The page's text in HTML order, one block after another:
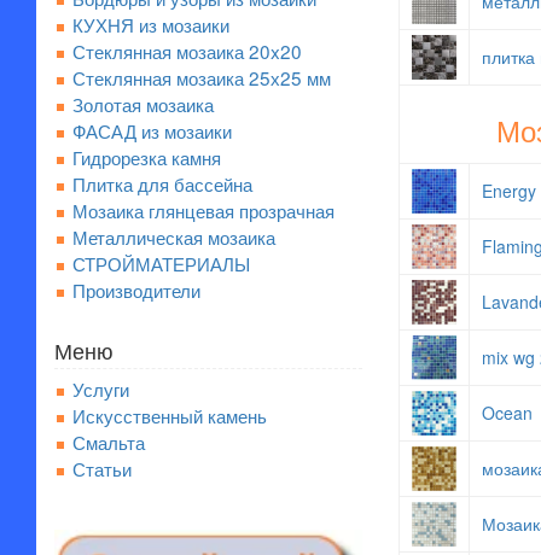
КУХНЯ из мозаики
Стеклянная мозаика 20x20
Стеклянная мозаика 25х25 мм
Золотая мозаика
ФАСАД из мозаики
Гидрорезка камня
Плитка для бассейна
Мозаика глянцевая прозрачная
Металлическая мозаика
СТРОЙМАТЕРИАЛЫ
Производители
Меню
Услуги
Искусственный камень
Смальта
Статьи
Energy
mix
Ocean